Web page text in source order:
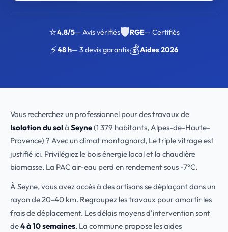
⭐4.8/5— Avis vérifiés🛡️RGE— Certifiés
⚡48 h— 3 devis garantis💰Aides 2026
Vous recherchez un professionnel pour des travaux de
Isolation du solà Seyne(1 379 habitants, Alpes-de-Haute-
Provence) ? Avec un climat montagnard, Le triple vitrage est
justifié ici. Privilégiez le bois énergie local et la chaudière
biomasse. La PAC air-eau perd en rendement sous -7°C.
À Seyne, vous avez accès à des artisans se déplaçant dans un
rayon de 20-40 km. Regroupez les travaux pour amortir les
frais de déplacement. Les délais moyens d'intervention sont
de4 à 10 semaines. La commune propose les aides